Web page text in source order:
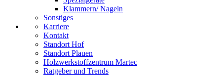
Klammern/ Nageln
Sonstiges
Karriere
Kontakt
Standort Hof
Standort Plauen
Holzwerkstoffzentrum Martec
Ratgeber und Trends